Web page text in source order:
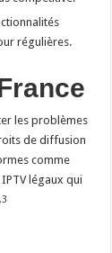
régulières.
les problèmes
de diffusion
comme
légaux qui